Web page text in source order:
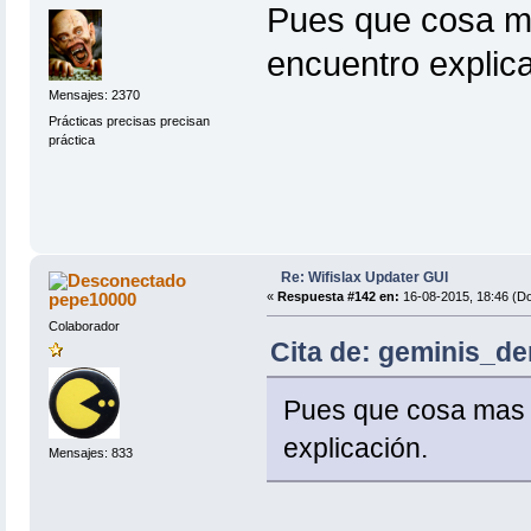
Mensajes: 2370
Prácticas precisas precisan
práctica
Pues que cosa
encuentro
pepe10000
Colaborador
Mensajes: 833
Re: Wifislax Updater GUI
« Respuesta #142 en: 16-08-2015, 18:46
Cita de:
Pues que cosa
explicación.